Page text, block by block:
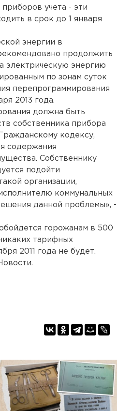
учета - эти
в срок до 1 января
энергии в
продолжить
электрическую энергию
по зонам суток
перепрограммирования
2013 года.
должна быть
собственника прибора
кодексу,
содержания
Собственнику
подойти
организации,
коммунальных
данной проблемы», -
горожанам в 500
тарифных
2011 года не будет.